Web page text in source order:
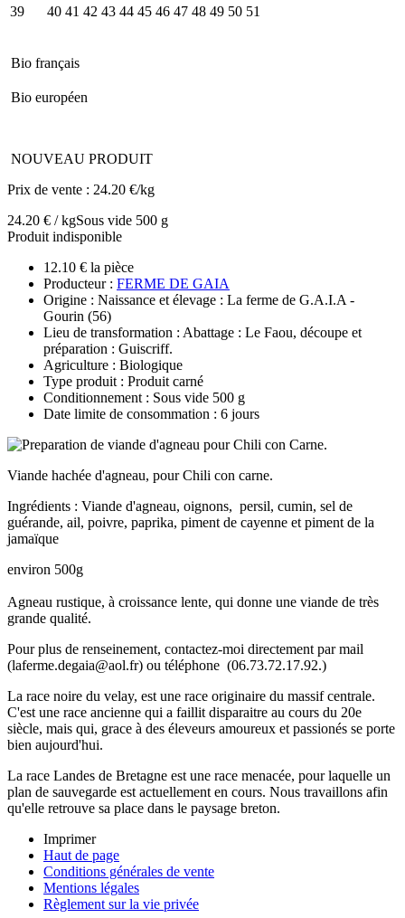
39
40 41 42 43 44 45 46 47 48 49 50 51
Bio français
Bio européen
NOUVEAU PRODUIT
Prix de vente : 24.20 €/kg
24.20 € / kgSous vide 500 g
Produit indisponible
12.10 € la pièce
Producteur : FERME DE GAIA
Origine : Naissance et élevage : La ferme de G.A.I.A -
Gourin (56)
Lieu de transformation : Abattage : Le Faou, découpe et
préparation : Guiscriff.
Agriculture : Biologique
Type produit : Produit carné
Conditionnement : Sous vide 500 g
Date limite de consommation : 6 jours
Viande hachée d'agneau, pour Chili con carne.
Ingrédients : Viande d'agneau, oignons, persil, cumin, sel de
guérande, ail, poivre, paprika, piment de cayenne et piment de la
jamaïque
environ 500g
Agneau rustique, à croissance lente, qui donne une viande de très
grande qualité.
Pour plus de renseinement, contactez-moi directement par mail
(laferme.degaia@aol.fr) ou téléphone (06.73.72.17.92.)
La race noire du velay, est une race originaire du massif centrale.
C'est une race ancienne qui a faillit disparaitre au cours du 20e
siècle, mais qui, grace à des éleveurs amoureux et passionés se porte
bien aujourd'hui.
La race Landes de Bretagne est une race menacée, pour laquelle un
plan de sauvegarde est actuellement en cours. Nous travaillons afin
qu'elle retrouve sa place dans le paysage breton.
Imprimer
Haut de page
Conditions générales de vente
Mentions légales
Règlement sur la vie privée